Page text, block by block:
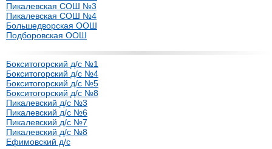
Пикалевская СОШ №3
Пикалевская СОШ №4
Большедворская ООШ
Подборовская ООШ
Бокситогорский д/с №1
Бокситогорский д/с №4
Бокситогорский д/с №5
Бокситогорский д/с №8
Пикалевский д/с №3
Пикалевский д/с №6
Пикалевский д/с №7
Пикалевский д/с №8
Ефимовский д/с